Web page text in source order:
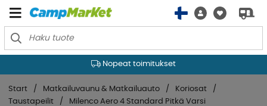
Nopeat toimitukset
Start Matkailuvaunu & Matkailuauto
Koriosat
Taustapeilit
Milenco Aero 4 Standard Pitkä Varsi